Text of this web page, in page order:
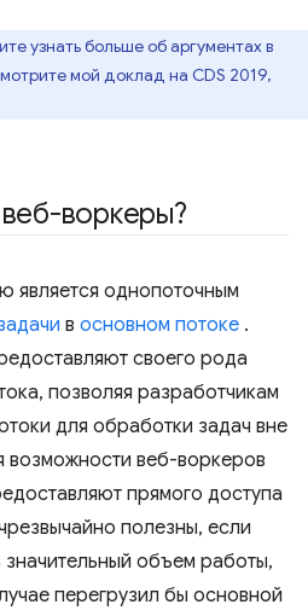
узнать больше об аргументах в
мой доклад на CDS 2019,
воркеры?
является однопоточным
в основном потоке .
своего рода
позволяя разработчикам
для обработки задач вне
возможности веб-воркеров
прямого доступа
полезны, если
объем работы,
перегрузил бы основной